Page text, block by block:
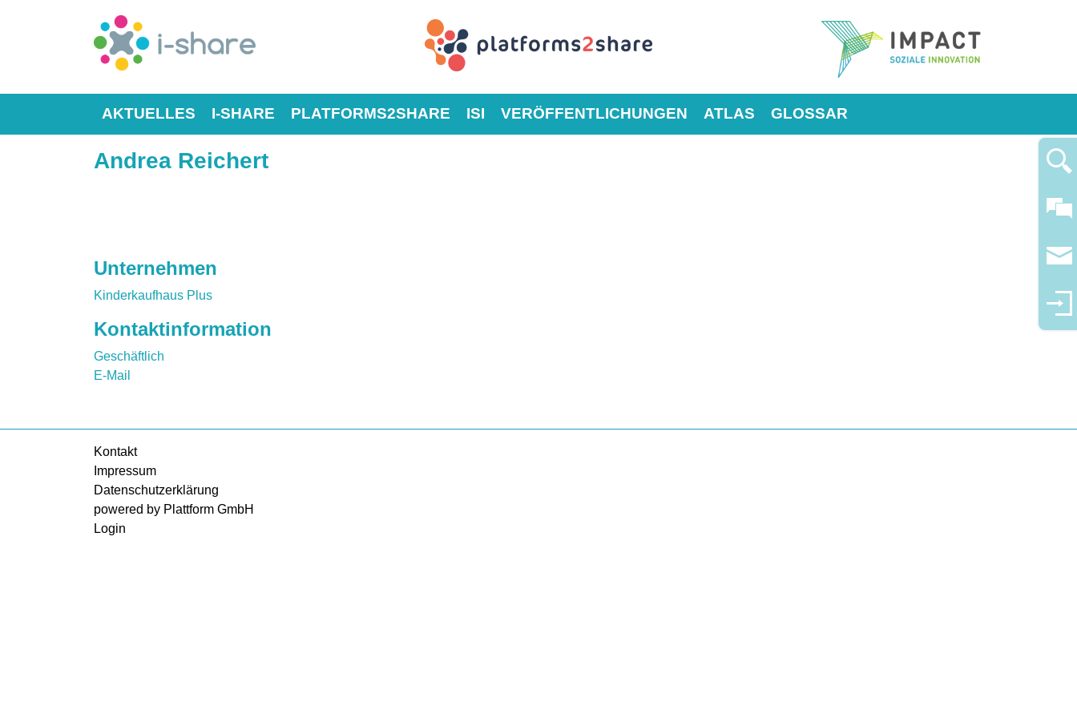
AKTUELLES I-SHARE PLATFORMS2SHARE ISI VERÖFFENTLICHUNGEN ATLAS GLOSSAR
Andrea Reichert
Unternehmen
Kinderkaufhaus Plus
Kontaktinformation
Geschäftlich
E-Mail
Kontakt
Impressum
Datenschutzerklärung
powered by Plattform GmbH
Login